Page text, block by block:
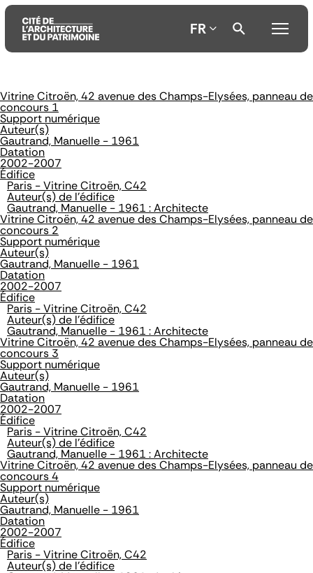
Aller
au
contenu
principal
Aller
au
menu
principal
Aller
à
la
recherche
FR
Vitrine Citroën, 42 avenue des Champs-Elysées, panneau de
concours 1
Support numérique
Auteur(s)
Gautrand, Manuelle - 1961
Datation
2002-2007
Édifice
Paris - Vitrine Citroën, C42
Auteur(s) de l'édifice
Gautrand, Manuelle - 1961 : Architecte
Vitrine Citroën, 42 avenue des Champs-Elysées, panneau de
concours 2
Support numérique
Auteur(s)
Gautrand, Manuelle - 1961
Datation
2002-2007
Édifice
Paris - Vitrine Citroën, C42
Auteur(s) de l'édifice
Gautrand, Manuelle - 1961 : Architecte
Vitrine Citroën, 42 avenue des Champs-Elysées, panneau de
concours 3
Support numérique
Auteur(s)
Gautrand, Manuelle - 1961
Datation
2002-2007
Édifice
Paris - Vitrine Citroën, C42
Auteur(s) de l'édifice
Gautrand, Manuelle - 1961 : Architecte
Vitrine Citroën, 42 avenue des Champs-Elysées, panneau de
concours 4
Support numérique
Auteur(s)
Gautrand, Manuelle - 1961
Datation
2002-2007
Édifice
Paris - Vitrine Citroën, C42
Auteur(s) de l'édifice